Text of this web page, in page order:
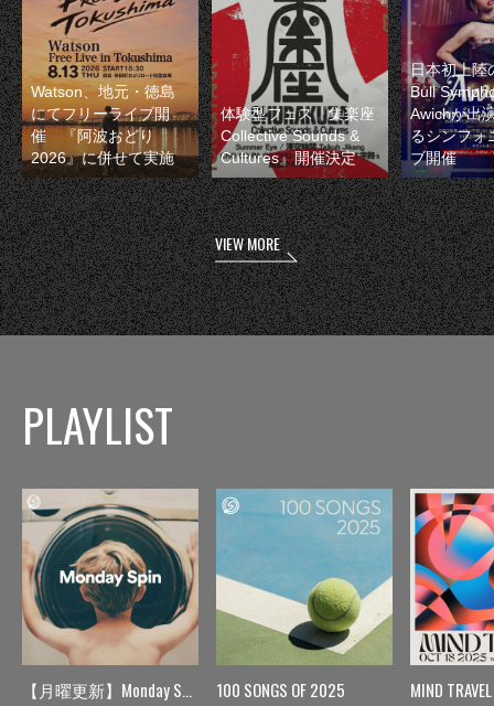
Watson、地元・徳島
にてフリーライブ開
催 『阿波おどり
2026』に併せて実施
体験型フェス『集楽座
Collective Sounds &
Cultures』開催決定
日本初上陸
Bull
Awichが出
るシンフォ
ブ開催
VIEW MORE
PLAYLIST
【月曜更新】Monday Spin 100 SONGS OF 2025 MIND TRAVEL